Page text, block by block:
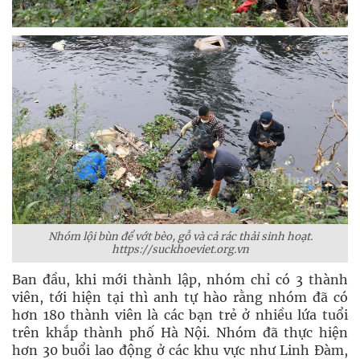
Nhóm lội bùn để vớt bèo, gỗ và cả rác thải sinh hoạt.
https://suckhoeviet.org.vn
Ban đầu, khi mới thành lập, nhóm chỉ có 3 thành
viên, tới hiện tại thì anh tự hào rằng nhóm đã có
hơn 180 thành viên là các bạn trẻ ở nhiều lứa tuổi
trên khắp thành phố Hà Nội. Nhóm đã thực hiện
hơn 30 buổi lao động ở các khu vực như Linh Đàm,